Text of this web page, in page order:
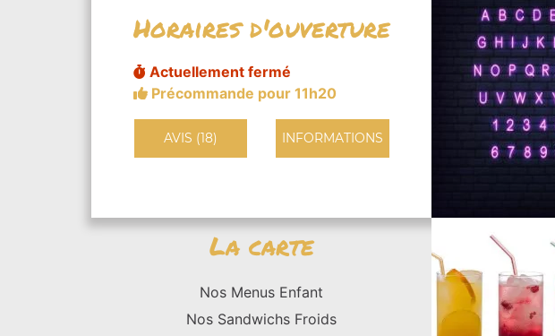
Horaires d'ouverture
Actuellement fermé
Précommande pour 11h20
AVIS (18) INFORMATIONS
La carte
Nos Menus Enfant
Nos Sandwichs Froids